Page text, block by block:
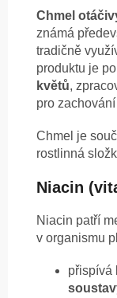
Chmel
známá
tradičně
produktu je
květů,
pro
Chmel je
rostlinná
Niacin
Niacin patří
v organismu
přispívá